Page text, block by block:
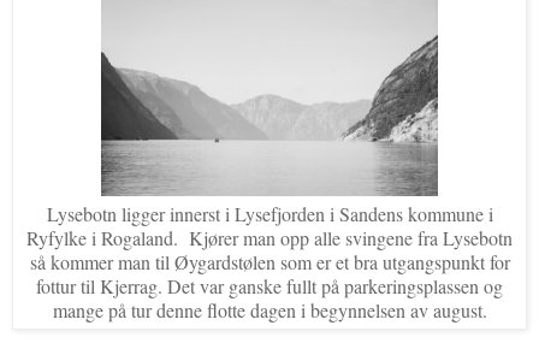
Lysebotn ligger innerst i Lysefjorden i Sandens kommune i
Ryfylke i Rogaland. Kjører man opp alle svingene fra Lysebotn
så kommer man til Øygardstølen som er et bra utgangspunkt for
fottur til Kjerrag. Det var ganske fullt på parkeringsplassen og
mange på tur denne flotte dagen i begynnelsen av august.